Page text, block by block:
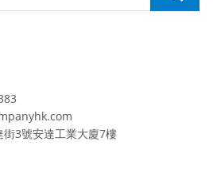
3號安達工業大廈7樓